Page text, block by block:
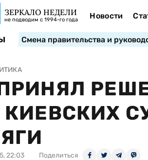
ЗЕРКАЛО НЕДЕЛИ
не подводим с 1994-го года Новости
Смена правительства и
КИЕВСКИХ
22:03 Поделиться